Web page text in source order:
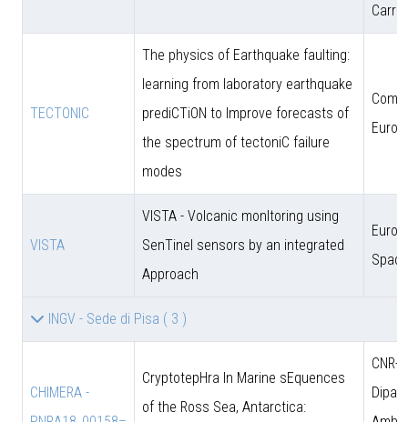
TECTONIC
The physics of Earthquake faulting:
learning from laboratory earthquake
prediCTiON to Improve forecasts of
the spectrum of tectoniC failure
modes
VISTA
VISTA - Volcanic monItoring using
SenTinel sensors by an integrated
Approach
INGV - Sede di Pisa ( 3 )
CHIMERA -
CryptotepHra In Marine sEquences
of the Ross Sea, Antarctica:
CNR-